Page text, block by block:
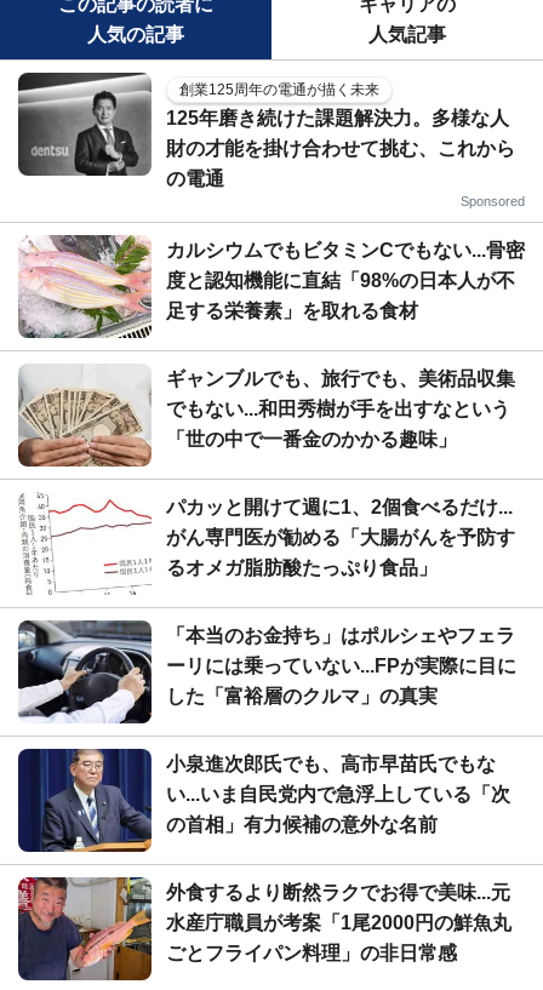
人気の記事
人気記事
創業125周年の電通が描く未来
125年磨き続けた課題解決力。多様な人
財の才能を掛け合わせて挑む、これから
の電通
Sponsored
カルシウムでもビタミンCでもない...骨密
度と認知機能に直結「98%の日本人が不
足する栄養素」を取れる食材
ギャンブルでも、旅行でも、美術品収集
でもない...和田秀樹が手を出すなという
「世の中で一番金のかかる趣味」
パカッと開けて週に1、2個食べるだけ...
がん専門医が勧める「大腸がんを予防す
るオメガ脂肪酸たっぷり食品」
「本当のお金持ち」はポルシェやフェラ
ーリには乗っていない...FPが実際に目に
した「富裕層のクルマ」の真実
小泉進次郎氏でも、高市早苗氏でもな
い...いま自民党内で急浮上している「次
の首相」有力候補の意外な名前
外食するより断然ラクでお得で美味...元
水産庁職員が考案「1尾2000円の鮮魚丸
ごとフライパン料理」の非日常感